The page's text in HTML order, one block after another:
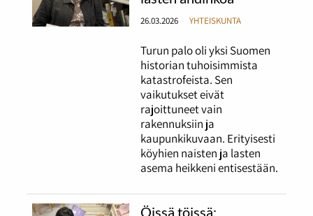
26.03.2026 YHTEISKUNTA
Turun palo oli yksi Suomen
historian tuhoisimmista
katastrofeista. Sen
vaikutukset eivät
rajoittuneet vain
rakennuksiin ja
kaupunkikuvaan. Erityisesti
köyhien naisten ja lasten
asema heikkeni entisestään.
Öissä töissä: